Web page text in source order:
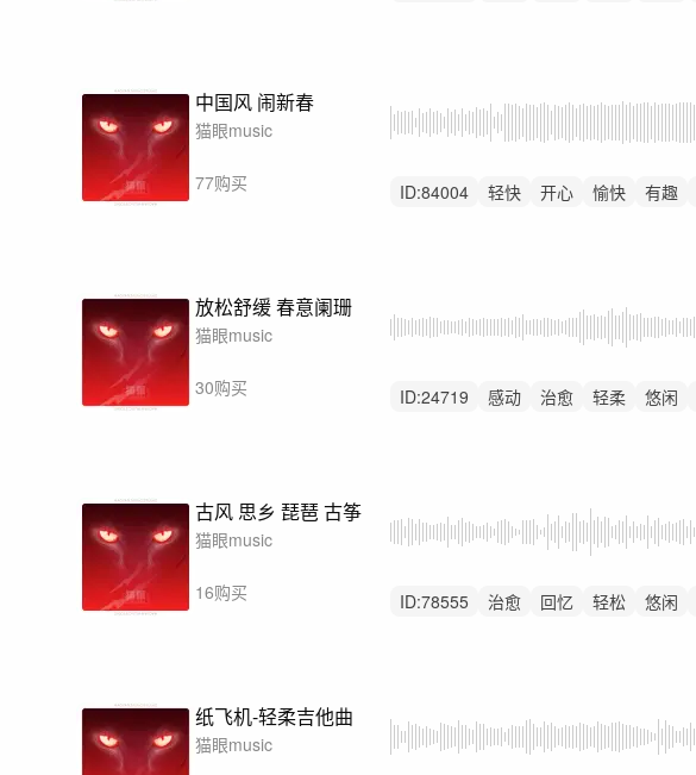
中国风 闹新春
猫眼music
77购买 ID:84004 轻快 开心 愉快 有趣
放松舒缓 春意阑珊
猫眼music
30购买 ID:24719 感动 治愈 轻柔 悠闲
古风 思乡 琵琶 古筝
猫眼music
16购买 ID:78555 治愈 回忆 轻松 悠闲
纸飞机-轻柔吉他曲
猫眼music